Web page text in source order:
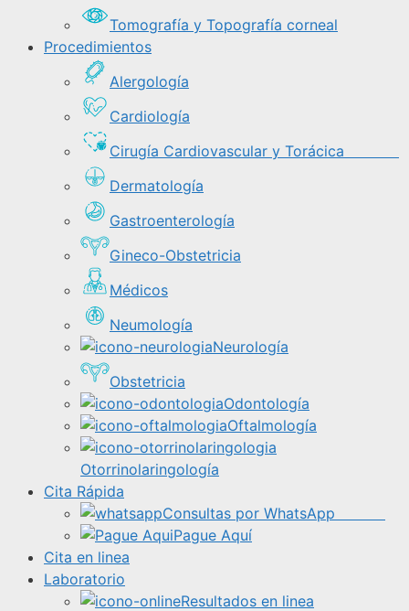
Tomografía y Topografía corneal
Procedimientos
Alergología
Cardiología
Cirugía Cardiovascular y Torácica
Dermatología
Gastroenterología
Gineco-Obstetricia
Médicos
Neumología
Neurología
Obstetricia
Odontología
Oftalmología
Otorrinolaringología
Cita Rápida
Consultas por WhatsApp
Pague Aquí
Cita en linea
Laboratorio
Resultados en linea